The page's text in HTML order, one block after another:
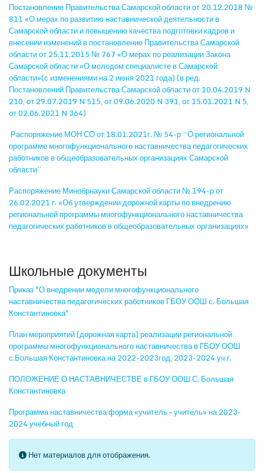
Постановление Правительства Самарской области от 20.12.2018 №
811 «О мерах по развитию наставнической деятельности в
Самарской области и повышению качества подготовки кадров и
внесении изменений в постановление Правительства Самарской
области от 25.11.2015 № 767 «О мерах по реализации Закона
Самарской области «О молодом специалисте в Самарской
области»(с изменениями на 2 июня 2021 года) (в ред.
Постановлений Правительства Самарской области от 10.04.2019 N
210, от 29.07.2019 N 515, от 09.06.2020 N 391, от 15.01.2021 N 5,
от 02.06.2021 N 364)
Распоряжение МОН СО от 18.01.2021г. № 54-р “О региональной
программе многофункционального наставничества педагогических
работников в общеобразовательных организациях Самарской
области”
Распоряжение Минобрнауки Самарской области № 194-р от
26.02.2021 г. «Об утверждении дорожной карты по внедрению
региональной программы многофункционального наставничества
педагогических работников в общеобразовательных организациях»
Школьные документы
Приказ "О внедрении модели многофункционального
наставничества педагогических работников ГБОУ ООШ с. Большая
Константиновка"
План мероприятий (дорожная карта) реализации региональной
программы многофункционального наставничества в ГБОУ ООШ
с.Большая Константиновка на 2022-2023год, 2023-2024 уч.г.
ПОЛОЖЕНИЕ О НАСТАВНИЧЕСТВЕ в ГБОУ ООШ С. Большая
Константиновка
Программа наставничества форма «учитель – учитель» на 2023-
2024 учебный год
Кол-во строк:
Информация
Нет материалов для отображения.